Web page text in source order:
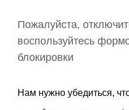
Пожалуйста,
воспользуйтесь
блокировки
Нам нужно убедиться,